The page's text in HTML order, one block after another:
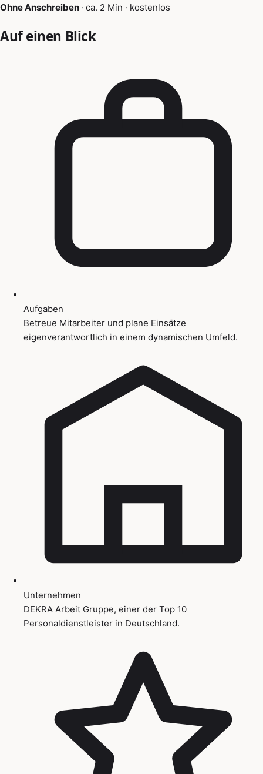
Ohne Anschreiben · ca. 2 Min · kostenlos
Auf einen Blick
Aufgaben
Betreue Mitarbeiter und plane Einsätze
eigenverantwortlich in einem dynamischen Umfeld.
Unternehmen
DEKRA Arbeit Gruppe, einer der Top 10
Personaldienstleister in Deutschland.